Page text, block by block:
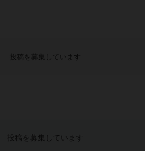
投稿を募集しています
投稿を募集しています